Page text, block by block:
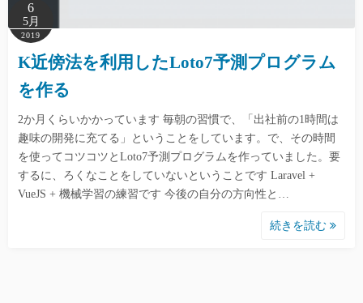
6
5月
2019
K近傍法を利用したLoto7予測プログラム
を作る
2か月くらいかかっています 毎朝の習慣で、「出社前の1時間は
趣味の開発に充てる」ということをしています。で、その時間
を使ってコツコツとLoto7予測プログラムを作っていました。要
するに、ろくなことをしていないということです Laravel +
VueJS + 機械学習の練習です 今後の自分の方向性と…
続きを読む